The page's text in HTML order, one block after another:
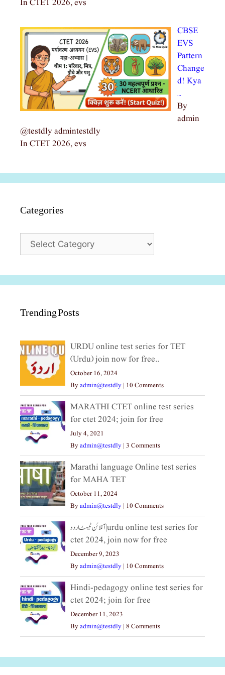
In CTET 2026, evs
CBSE
EVS
Pattern
Change
d! Kya
…
By
admin
@testdly admintestdly
In CTET 2026, evs
Categories
Trending Posts
URDU online test series for TET
(Urdu) join now for free..
October 16, 2024
Byadmin@testdly | 10 Comments
MARATHI CTET online test series
for ctet 2024; join for free
July 4, 2021
Byadmin@testdly | 3 Comments
Marathi language Online test series
for MAHA TET
October 11, 2024
Byadmin@testdly | 10 Comments
آنلائن ٹیسٹ اردو|urdu online test series for
ctet 2024, join now for free
December 9, 2023
Byadmin@testdly | 10 Comments
Hindi-pedagogy online test series for
ctet 2024; join for free
December 11, 2023
Byadmin@testdly | 8 Comments